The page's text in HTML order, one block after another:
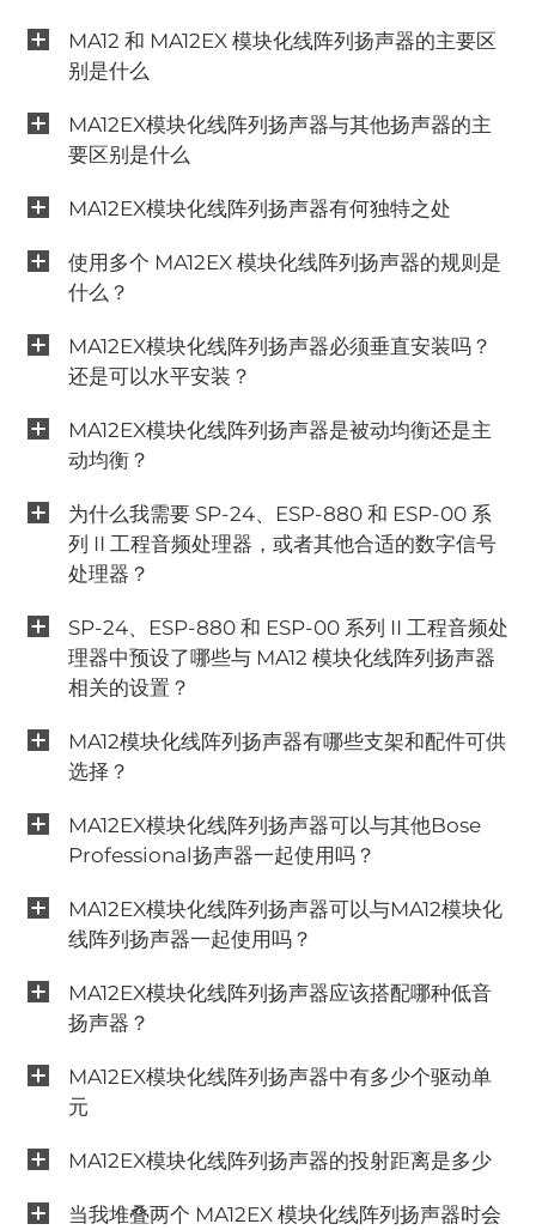
MA12 和 MA12EX 模块化线阵列扬声器的主要区
别是什么
MA12EX模块化线阵列扬声器与其他扬声器的主
要区别是什么
MA12EX模块化线阵列扬声器有何独特之处
使用多个 MA12EX 模块化线阵列扬声器的规则是
什么？
MA12EX模块化线阵列扬声器必须垂直安装吗？
还是可以水平安装？
MA12EX模块化线阵列扬声器是被动均衡还是主
动均衡？
为什么我需要 SP-24、ESP-880 和 ESP-00 系
列 II 工程音频处理器，或者其他合适的数字信号
处理器？
SP-24、ESP-880 和 ESP-00 系列 II 工程音频处
理器中预设了哪些与 MA12 模块化线阵列扬声器
相关的设置？
MA12模块化线阵列扬声器有哪些支架和配件可供
选择？
MA12EX模块化线阵列扬声器可以与其他Bose
Professional扬声器一起使用吗？
MA12EX模块化线阵列扬声器可以与MA12模块化
线阵列扬声器一起使用吗？
MA12EX模块化线阵列扬声器应该搭配哪种低音
扬声器？
MA12EX模块化线阵列扬声器中有多少个驱动单
元
MA12EX模块化线阵列扬声器的投射距离是多少
当我堆叠两个 MA12EX 模块化线阵列扬声器时会